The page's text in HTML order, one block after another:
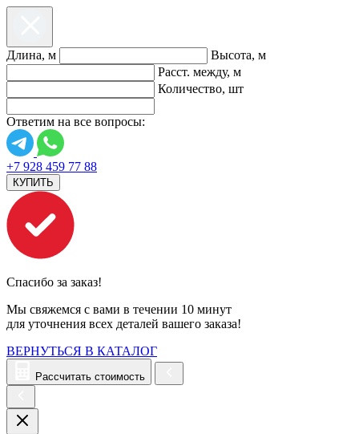
Длина, м
Высота, м
Расст. между, м
Количество, шт
Ответим на все вопросы:
+7 928 459 77 88
КУПИТЬ
Спасибо за заказ!
Мы свяжемся с вами в течении 10 минут
для уточнения всех деталей вашего заказа!
ВЕРНУТЬСЯ В КАТАЛОГ
Рассчитать стоимость